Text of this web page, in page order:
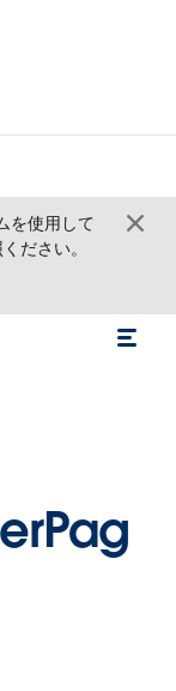
を使用して
ださい。